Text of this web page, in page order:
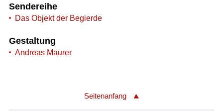
Sendereihe
Das Objekt der Begierde
Gestaltung
Andreas Maurer
Seitenanfang